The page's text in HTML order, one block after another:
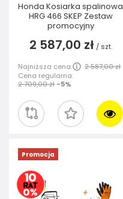
Honda Kosiarka spalinowa
HRG 466 SKEP Zestaw
promocyjny
2 587,00 zł / szt.
Najniższa cena:
2 587,00 zł
Cena regularna:
2 709,00 zł -5%
Promocja